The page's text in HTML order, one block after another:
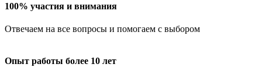
100% участия и внимания
Отвечаем на все вопросы и помогаем с выбором
Опыт работы более 10 лет